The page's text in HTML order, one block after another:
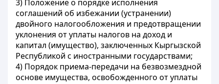
3) Положение о порядке исполнения
соглашений об избежании (устранении)
двойного налогообложения и предотвращении
уклонения от уплаты налогов на доход и
капитал (имущество), заключенных Кыргызской
Республикой с иностранными государствами;
4) Порядок приема-передачи на безвозмездной
основе имущества, освобожденного от уплаты